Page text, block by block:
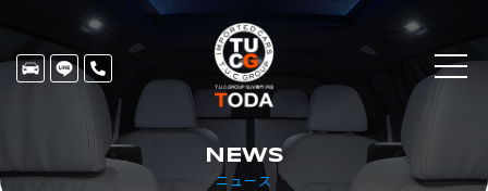
ニュース
NEWS